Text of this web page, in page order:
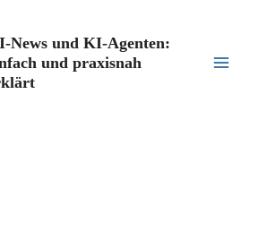
News und KI-Agenten:
und praxisnah